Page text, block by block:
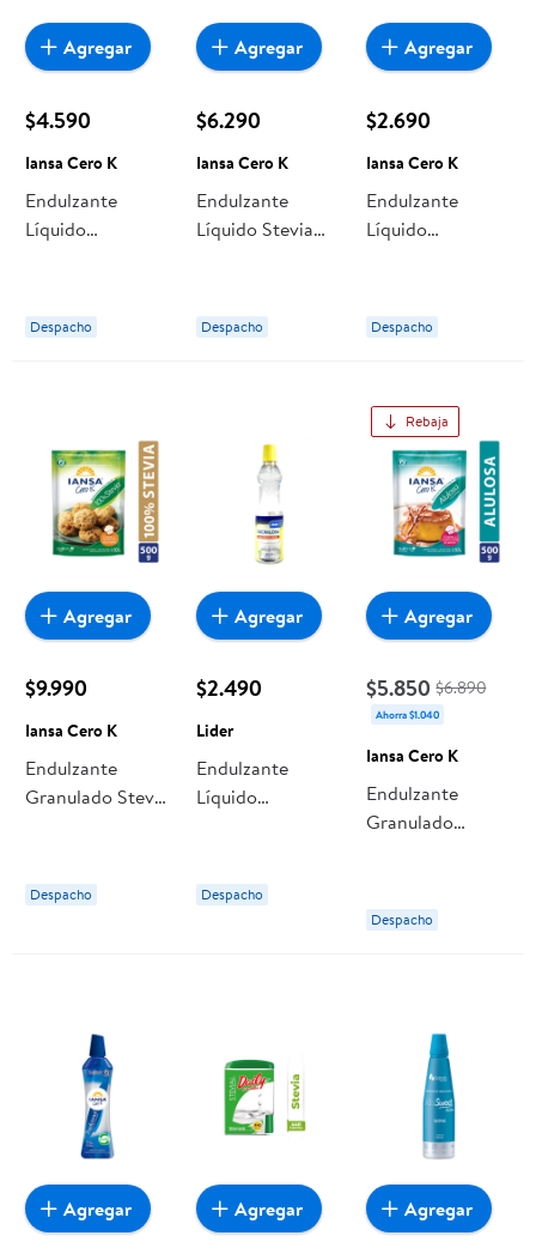
$4.590
Iansa Cero K
Endulzante
Líquido
Cero K
Despacho
Agregar
$6.290
Iansa Cero K
Endulzante
Líquido Stevia
Despacho
Agregar
$2.690
Iansa Cero K
Endulzante
Líquido
Cero K
Despacho
Agregar
$9.990
Iansa Cero K
Endulzante
Granulado Stevia
Despacho
Agregar
$2.490
Lider
Endulzante
Líquido
Despacho
Agregar
Rebaja
$5.850 $6.890
Ahorra $1.040
Iansa Cero K
Endulzante
Granulado
Iansa Cero K
Despacho
Agregar
Agregar Agregar Agregar